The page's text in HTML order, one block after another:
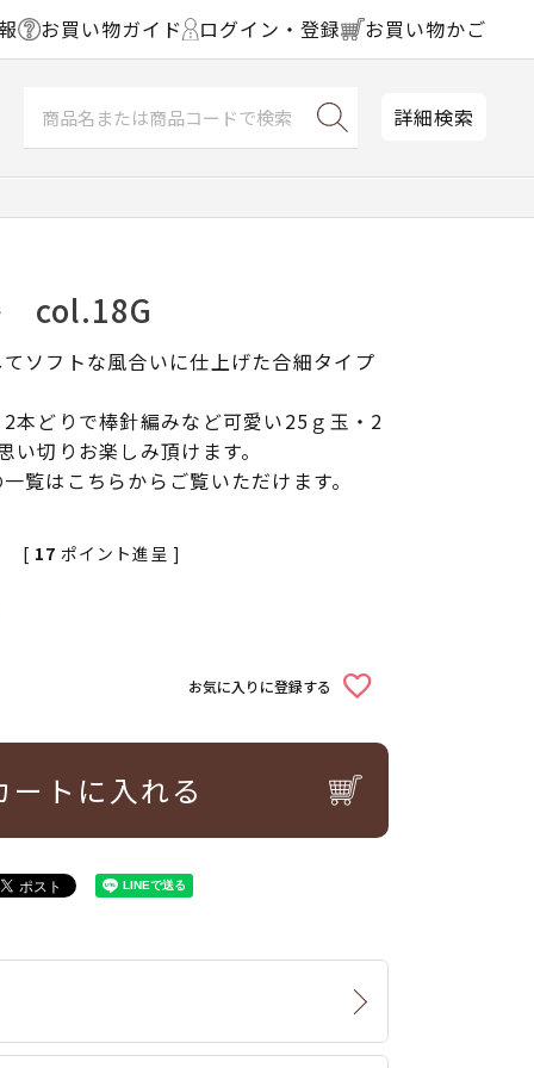
お買い物ガイド ログイン・登録 お買い物かご
詳細検索
col.18G
ソフトな風合いに仕上げた合細タイプ
本どりで棒針編みなど可愛い25ｇ玉・2
切りお楽しみ頂けます。
一覧はこちらからご覧いただけます。
[ 17 ポイント進呈 ]
お気に入りに登録する
ートに入れる